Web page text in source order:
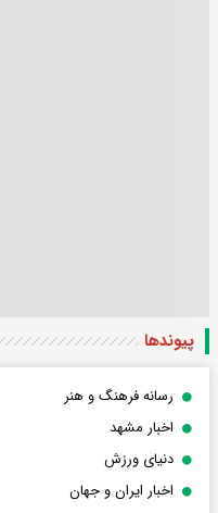
پیوندها
رسانه فرهنگ و هنر
اخبار مشهد
دنیای ورزش
اخبار ایران و جهان